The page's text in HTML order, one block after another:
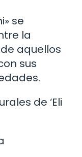
se
la
aquellos
sus
de ‘Eli